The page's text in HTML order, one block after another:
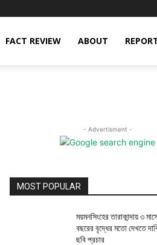
FACT REVIEW ABOUT
- Advertisment -
MOST POPULAR
ময়মনসিংহের তারাকান্দায় ৩
বছরের বৃদ্ধের মতো দেখতে
ছবি প্রচার